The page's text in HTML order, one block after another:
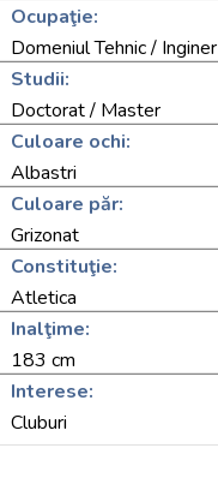
Ocupaţie:
Domeniul Tehnic / Inginer
Studii:
Doctorat / Master
Culoare ochi:
Albastri
Culoare păr:
Grizonat
Constituţie:
Atletica
Inalţime:
183 cm
Interese:
Cluburi